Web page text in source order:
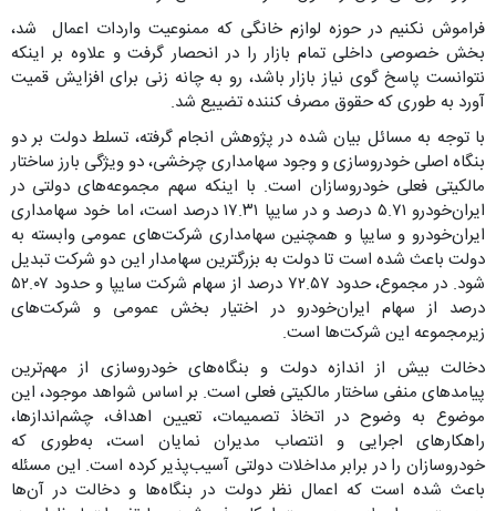
فراموش نکنیم در حوزه لوازم خانگی که ممنوعیت واردات اعمال شد،
بخش خصوصی داخلی تمام بازار را در انحصار گرفت و علاوه بر اینکه
نتوانست پاسخ گوی نیاز بازار باشد، رو به چانه زنی برای افزایش قمیت
آورد به طوری که حقوق مصرف کننده تضییع شد.
با توجه به مسائل بیان شده در پژوهش انجام گرفته، تسلط دولت بر دو
بنگاه اصلی خودروسازی و وجود سهامداری چرخشی، دو ویژگی بارز ساختار
مالکیتی فعلی خودروسازان است. با اینکه سهم مجموعه‌های دولتی در
ایران‌خودرو ۵.۷۱ درصد و در سایپا ۱۷.۳۱ درصد است، اما خود سهامداری
ایران‌خودرو و سایپا و همچنین سهامداری شرکت‌های عمومی وابسته به
دولت باعث شده است تا دولت به بزرگترین سهامدار این دو شرکت تبدیل
شود. در مجموع، حدود ۷۲.۵۷ درصد از سهام شرکت سایپا و حدود ۵۲.۰۷
درصد از سهام ایران‌خودرو در اختیار بخش عمومی و شرکت‌های
زیرمجموعه این شرکت‌ها است.
دخالت بیش از اندازه دولت و بنگاه‌های خودروسازی از مهم‌ترین
پیامدهای منفی ساختار مالکیتی فعلی است. بر اساس شواهد موجود، این
موضوع به وضوح در اتخاذ تصمیمات، تعیین اهداف، چشم‌اندازها،
راهکارهای اجرایی و انتصاب مدیران نمایان است، به‌طوری که
خودروسازان را در برابر مداخلات دولتی آسیب‌پذیر کرده است. این مسئله
باعث شده است که اعمال نظر دولت در بنگاه‌ها و دخالت در آن‌ها